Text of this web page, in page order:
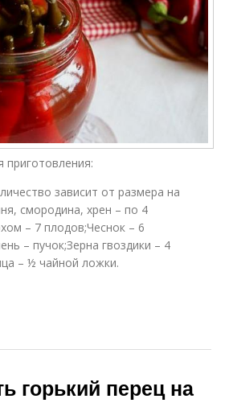
приготовления:
зависит от размера на
смородина, хрен – по 4
– 7 плодов;Чеснок – 6
– пучок;Зерна гвоздики – 4
– ½ чайной ложки.
горький перец на